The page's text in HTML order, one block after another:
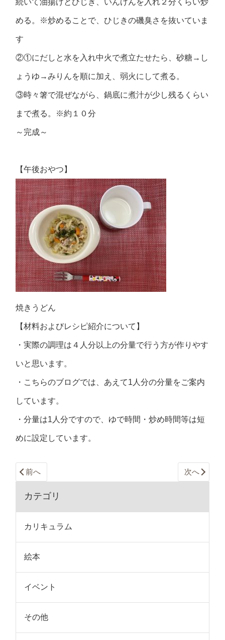
続いて油揚げとひじき、いんげんを入れ２分くらい炒
める。※炒めることで、ひじきの磯臭さを抜いていま
す
②①にだしと水を入れ中火で煮立たせたら、砂糖→し
ょうゆ→みりんを順に加え、弱火にして煮る。
③時々箸で混ぜながら、鍋底に煮汁が少し残るくらい
まで煮る。※約１０分
～完成～
【午後おやつ】
焼きうどん
【材料およびレシピ紹介について】
・実際の調理は４人分以上の分量で行う方が作りやす
いと思います。
・こちらのブログでは、あえて1人分の分量をご案内
しています。
・分量は1人分ですので、ゆで時間・炒め時間等は短
めに設定しています。
前へ 次へ
カテゴリ
カリキュラム
絵本
イベント
その他